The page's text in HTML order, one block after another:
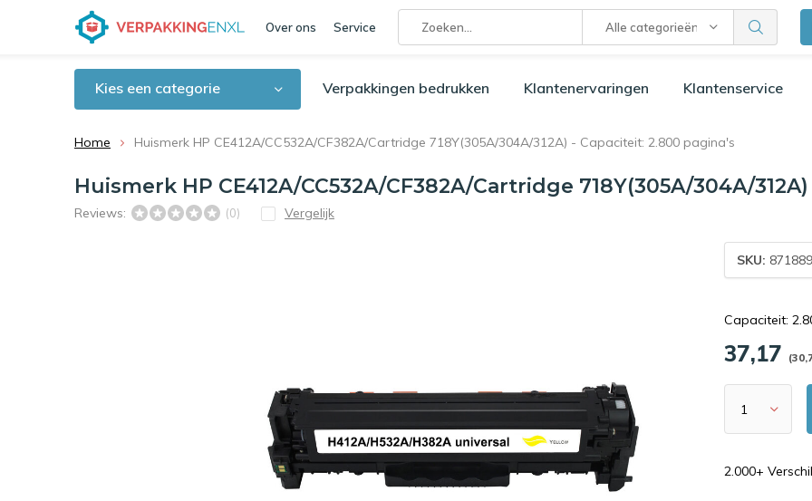
Over ons Service Alle categorieën
Kies een categorie Verpakkingen bedrukken Klantenervaringen Klantenservice
Home Huismerk HP CE412A/CC532A/CF382A/Cartridge 718Y(305A/304A/312A) - Capaciteit: 2.800 pagina's
Huismerk HP CE412A/CC532A/CF382A/Cartridge 718Y(305A/304A/
Reviews: (0) Vergelijk
SKU:
Capaciteit:
37,17
2.000+